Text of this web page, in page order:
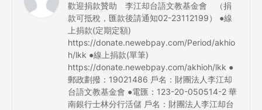
歡迎捐款贊助 李江却台語文教基金會 （捐
款可抵稅，匯款後請通知02-23112199） ●線
上捐款(定期定額)
https://donate.newebpay.com/Period/akhio
h/lkk ●線上捐款(單筆)
https://donate.newebpay.com/akhioh/lkk ●
郵政劃撥：19021486 戶名：財團法人李江却
台語文教基金會 ●電匯：123-20-050514-2 華
南銀行士林分行活儲 戶名：財團法人李江却台